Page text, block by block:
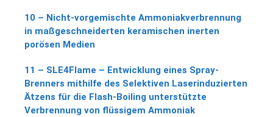
10 – Nicht-vorgemischte Ammoniakverbrennung
in maßgeschneiderten keramischen inerten
porösen Medien
11 – SLE4Flame – Entwicklung eines Spray-
Brenners mithilfe des Selektiven Laserinduzierten
Ätzens für die Flash-Boiling unterstützte
Verbrennung von flüssigem Ammoniak